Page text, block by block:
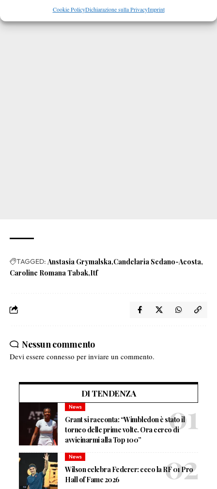
Cookie PolicyDichiarazione sulla PrivacyImprint
TAGGED: Anstasia Grymalska Candelaria Sedano-Acosta
Caroline Romana Tabak Itf
Nessun commento
Devi essere connesso per inviare un commento.
DI TENDENZA
News
Grant si racconta: “Wimbledon è stato il
torneo delle prime volte. Ora cerco di
avvicinarmi alla Top 100”
News
Wilson celebra Federer: ecco la RF 01 Pro
Hall of Fame 2026